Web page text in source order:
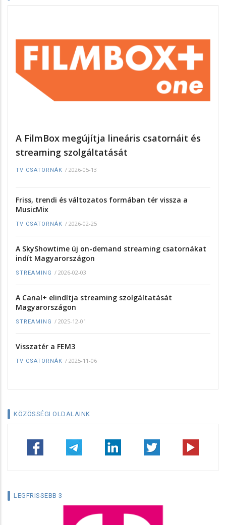
A FilmBox megújítja lineáris csatornáit és
streaming szolgáltatását
TV CSATORNÁK / 2026-05-13
Friss, trendi és változatos formában tér vissza a
MusicMix
TV CSATORNÁK / 2026-02-25
A SkyShowtime új on-demand streaming csatornákat
indít Magyarországon
STREAMING / 2026-02-03
A Canal+ elindítja streaming szolgáltatását
Magyarországon
STREAMING / 2025-12-01
Visszatér a FEM3
TV CSATORNÁK / 2025-11-06
KÖZÖSSÉGI OLDALAINK
LEGFRISSEBB 3